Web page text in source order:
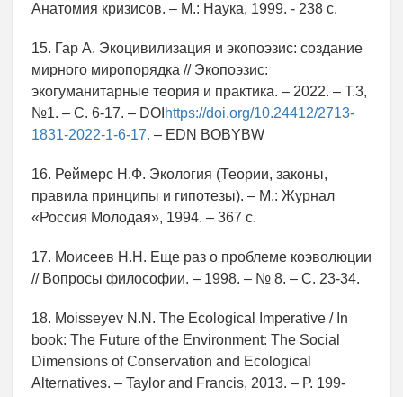
Анатомия кризисов. – М.: Наука, 1999. - 238 с.
15. Гар А. Экоцивилизация и экопоэзис: создание
мирного миропорядка // Экопоэзис:
экогуманитарные теория и практика. – 2022. – T.3,
№1. – С. 6-17. – DOI https://doi.org/10.24412/2713-
1831-2022-1-6-17. – EDN BOBYBW
16. Реймерс Н.Ф. Экология (Теории, законы,
правила принципы и гипотезы). – М.: Журнал
«Россия Молодая», 1994. – 367 с.
17. Моисеев Н.Н. Еще раз о проблеме коэволюции
// Вопросы философии. – 1998. – № 8. – С. 23-34.
18. Moisseyev N.N. The Ecological Imperative / In
book: The Future of the Environment: The Social
Dimensions of Conservation and Ecological
Alternatives. – Taylor and Francis, 2013. – Р. 199-